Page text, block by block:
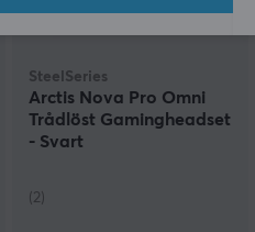
SteelSeries
Arctis Nova Pro Omni
Trådlöst Gamingheadset
- Svart
(2)